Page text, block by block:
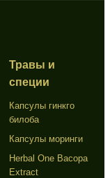
Травы и
специи
Капсулы гинкго
билоба
Капсулы моринги
Herbal One Bacopa
Extract